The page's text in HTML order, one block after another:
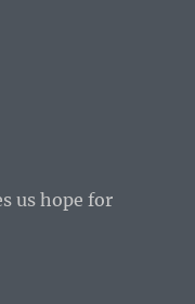
us hope for